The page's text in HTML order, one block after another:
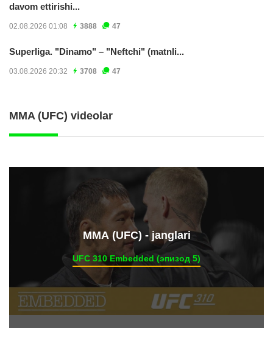
davom ettirishi...
02.08.2026 01:08 3888 47
Superliga. "Dinamo" – "Neftchi" (matnli...
03.08.2026 20:32 3708 47
MMA (UFC) videolar
ММА (UFC) - janglari
UFC 310 Embedded (эпизод 5)